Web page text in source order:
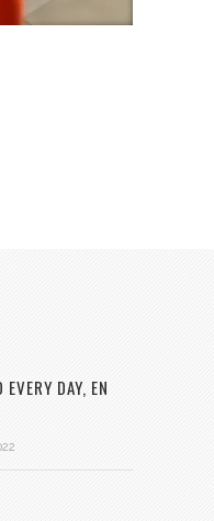
EVERY DAY, EN